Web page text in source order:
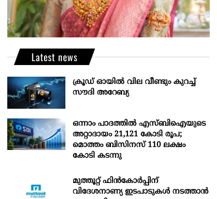
Latest news
ക്രൂഡ് ഓയിൽ വില വീണ്ടും കുറച്ച്
സൗദി അറേബ്യ
ഒന്നാം പാദത്തിൽ എസ്ബിഐയുടെ
അറ്റാദായം 21,121 കോടി രൂപ;
മൊത്തം ബിസിനസ് 110 ലക്ഷം
കോടി കടന്നു
മുത്തൂറ്റ് ഫിൻകോർപ്പിന്
വിദേശനാണ്യ ഇടപാടുകൾ നടത്താൻ